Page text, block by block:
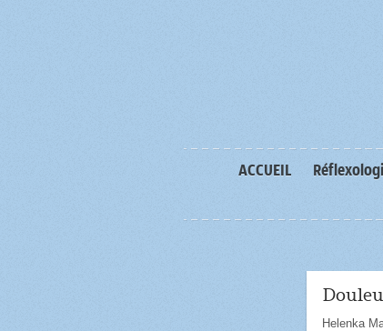
ACCUEIL
Helenka